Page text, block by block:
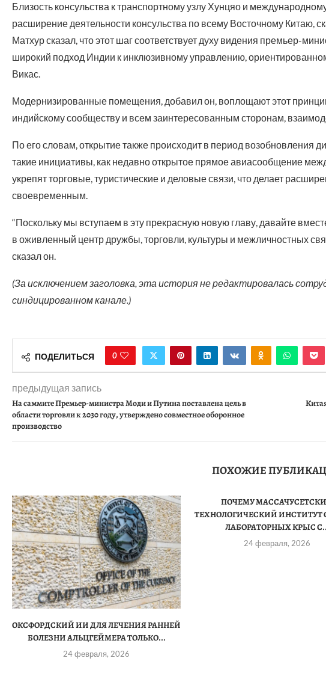
Близость консульства к транспортному узлу Хунцяо и
расширение деятельности консульства по всему Восточному Китаю,
Матхур сказал, что этот шаг соответствует духу видения премьер-
широкий подход Индии к инклюзивному управлению,
Викас.
Модернизированные помещения, добавил он, воплощают этот
индийскому сообществу и всем заинтересованным сторонам,
По его словам, открытие также происходит в период возобновления
такие инициативы, как недавно открытое прямое авиасообщение
укрепят торговые, туристические и деловые связи, что делает
своевременным.
“Поскольку мы вступаем в эту прекрасную новую главу, давайте
в оживленный центр дружбы, торговли, культуры и межличностных
сказал он.
(За исключением заголовка, эта история не редактировалась
синдицированном канале.)
ПОДЕЛИТЬСЯ 0
предыдущая запись
На саммите Премьер-министра Моди и Путина поставлена цель в
области торговли к 2030 году, утверждено совместное оборонное
производство
ПОХОЖИЕ
ОКСФОРДСКИЙ ИИ ДЛЯ ЛЕЧЕНИЯ РАННЕЙ
БОЛЕЗНИ АЛЬЦГЕЙМЕРА ТОЛЬКО...
24 февраля, 2026
ПОЧЕМУ
ТЕХНОЛОГИЧЕСКИЙ ИНСТИТУТ
ЛАБОРАТОРНЫХ КРЫС
24 февраля, 2026